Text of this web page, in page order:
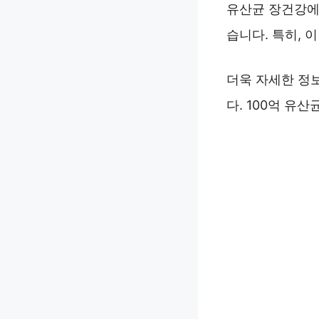
유산균 장건강
습니다. 특히,
더욱 자세한 정
다. 100억 유산